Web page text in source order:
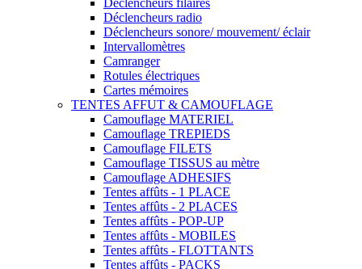
Déclencheurs filaires
Déclencheurs radio
Déclencheurs sonore/ mouvement/ éclair
Intervallomètres
Camranger
Rotules électriques
Cartes mémoires
TENTES AFFUT & CAMOUFLAGE
Camouflage MATERIEL
Camouflage TREPIEDS
Camouflage FILETS
Camouflage TISSUS au mètre
Camouflage ADHESIFS
Tentes affûts - 1 PLACE
Tentes affûts - 2 PLACES
Tentes affûts - POP-UP
Tentes affûts - MOBILES
Tentes affûts - FLOTTANTS
Tentes affûts - PACKS